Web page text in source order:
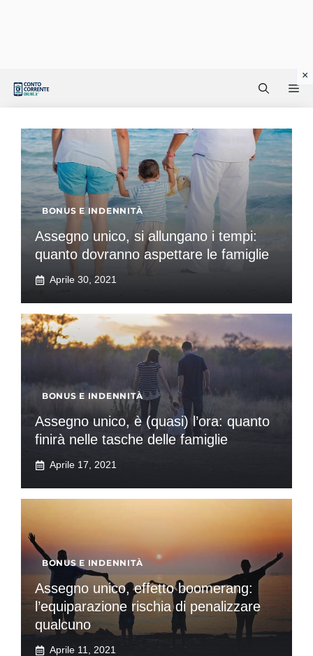
BONUS E INDENNITÀ
Assegno unico, si allungano i tempi:
quanto dovranno aspettare le famiglie
Aprile 30, 2021
BONUS E INDENNITÀ
Assegno unico, è (quasi) l’ora: quanto
finirà nelle tasche delle famiglie
Aprile 17, 2021
BONUS E INDENNITÀ
Assegno unico, effetto boomerang:
l’equiparazione rischia di penalizzare
qualcuno
Aprile 11, 2021